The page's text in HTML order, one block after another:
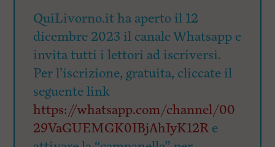
QuiLivorno.it ha aperto il 12
dicembre 2023 il canale Whatsapp e
invita tutti i lettori ad iscriversi.
Per l’iscrizione, gratuita, cliccate il
seguente link
https://whatsapp.com/channel/00
29VaGUEMGK0IBjAhIyK12Re